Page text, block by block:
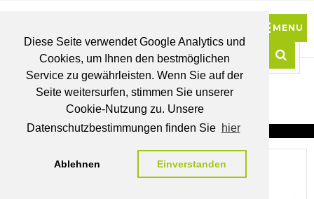
Diese Seite verwendet Google Analytics und
Cookies, um Ihnen den bestmöglichen
Service zu gewährleisten. Wenn Sie auf der
Seite weitersurfen, stimmen Sie unserer
Cookie-Nutzung zu. Unsere
Datenschutzbestimmungen finden Sie hier
Ablehnen Einverstanden
BRUTTO
PREISE
MEIN
WUNSCHLISTE